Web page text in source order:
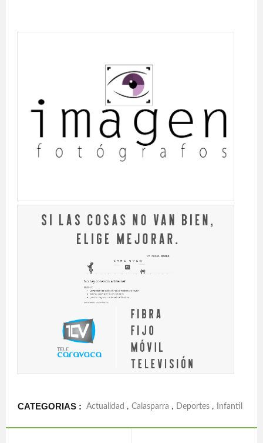
CATEGORIAS : Actualidad , Calasparra , Deportes , Infantil